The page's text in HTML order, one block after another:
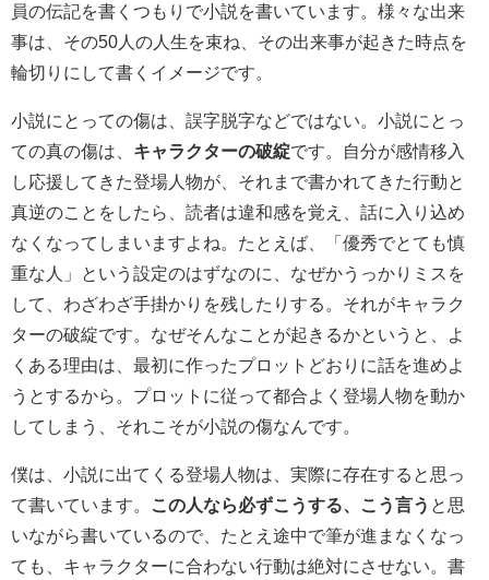
員の伝記を書くつもりで小説を書いています。様々な出来
事は、その50人の人生を束ね、その出来事が起きた時点を
輪切りにして書くイメージです。
小説にとっての傷は、誤字脱字などではない。小説にとっ
ての真の傷は、 キャラクターの破綻です。自分が感情移入
し応援してきた登場人物が、それまで書かれてきた行動と
真逆のことをしたら、読者は違和感を覚え、話に入り込め
なくなってしまいますよね。たとえば、「優秀でとても慎
重な人」という設定のはずなのに、なぜかうっかりミスを
して、わざわざ手掛かりを残したりする。それがキャラク
ターの破綻です。なぜそんなことが起きるかというと、よ
くある理由は、最初に作ったプロットどおりに話を進めよ
うとするから。プロットに従って都合よく登場人物を動か
してしまう、それこそが小説の傷なんです。
僕は、小説に出てくる登場人物は、実際に存在すると思っ
て書いています。
この人なら必ずこうする、こう言う と思
いながら書いているので、たとえ途中で筆が進まなくなっ
ても、キャラクターに合わない行動は絶対にさせない。書